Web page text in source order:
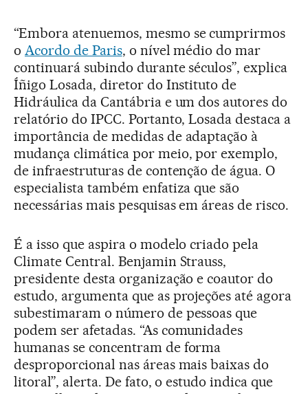
“Embora atenuemos, mesmo se cumprirmos
o Acordo de Paris, o nível médio do mar
continuará subindo durante séculos”, explica
Íñigo Losada, diretor do Instituto de
Hidráulica da Cantábria e um dos autores do
relatório do IPCC. Portanto, Losada destaca a
importância de medidas de adaptação à
mudança climática por meio, por exemplo,
de infraestruturas de contenção de água. O
especialista também enfatiza que são
necessárias mais pesquisas em áreas de risco.
É a isso que aspira o modelo criado pela
Climate Central. Benjamin Strauss,
presidente desta organização e coautor do
estudo, argumenta que as projeções até agora
subestimaram o número de pessoas que
podem ser afetadas. “As comunidades
humanas se concentram de forma
desproporcional nas áreas mais baixas do
litoral”, alerta. De fato, o estudo indica que